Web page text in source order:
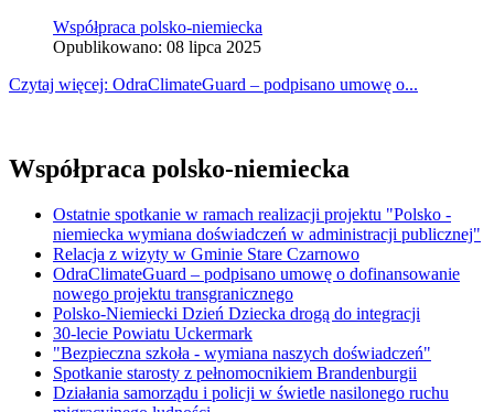
Współpraca polsko-niemiecka
Opublikowano: 08 lipca 2025
Czytaj więcej: OdraClimateGuard – podpisano umowę o...
Współpraca polsko-niemiecka
Ostatnie spotkanie w ramach realizacji projektu "Polsko -
niemiecka wymiana doświadczeń w administracji publicznej"
Relacja z wizyty w Gminie Stare Czarnowo
OdraClimateGuard – podpisano umowę o dofinansowanie
nowego projektu transgranicznego
Polsko-Niemiecki Dzień Dziecka drogą do integracji
30-lecie Powiatu Uckermark
"Bezpieczna szkoła - wymiana naszych doświadczeń"
Spotkanie starosty z pełnomocnikiem Brandenburgii
Działania samorządu i policji w świetle nasilonego ruchu